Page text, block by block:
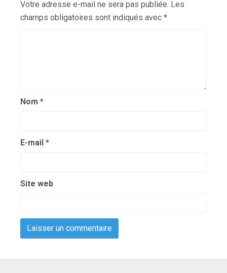
Votre adresse e-mail ne sera pas publiée. Les
champs obligatoires sont indiqués avec *
Nom *
E-mail *
Site web